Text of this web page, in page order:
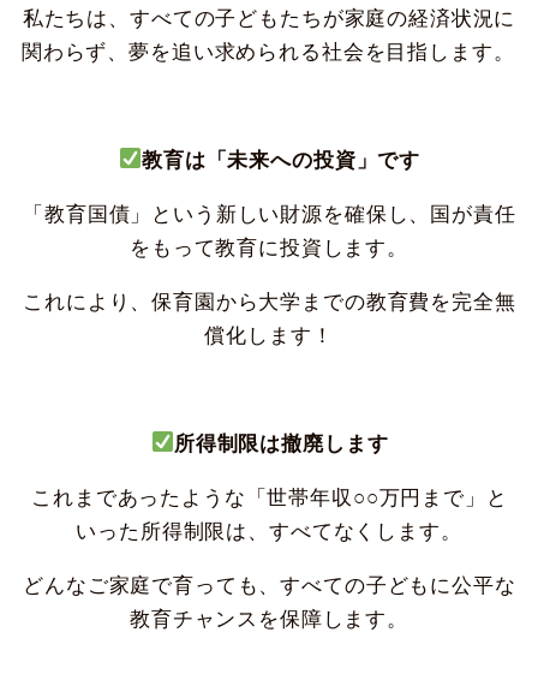
私たちは、すべての子どもたちが家庭の経済状況に
関わらず、夢を追い求められる社会を目指します。
教育は「未来への投資」です
「教育国債」という新しい財源を確保し、国が責任
をもって教育に投資します。
これにより、保育園から大学までの教育費を完全無
償化します！
所得制限は撤廃します
これまであったような「世帯年収○○万円まで」と
いった所得制限は、すべてなくします。
どんなご家庭で育っても、すべての子どもに公平な
教育チャンスを保障します。